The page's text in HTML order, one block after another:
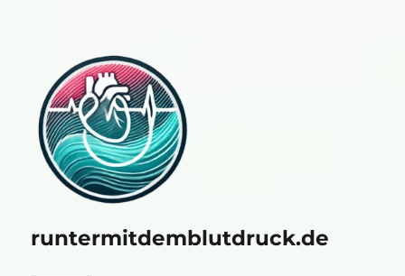
runtermitdemblutdruck.de